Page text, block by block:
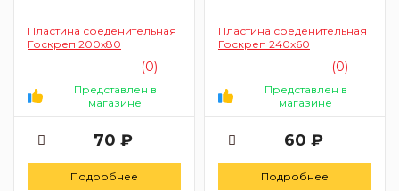
Пластина соеденительная
Госкреп 200x80
(0)
Представлен в
магазине
70 ₽
Подробнее
Пластина соеденительная
Госкреп 240x60
(0)
Представлен в
магазине
60 ₽
Подробнее